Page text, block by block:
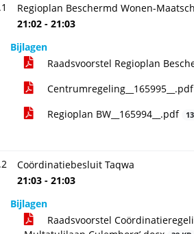
Regioplan Beschermd Wonen-
21:02 - 21:03
Bijlagen
Raadsvoorstel Regioplan
Centrumregeling__165995__.pdf
Regioplan BW__165994__.pdf
Coördinatiebesluit Taqwa
21:03 - 21:03
Bijlagen
Raadsvoorstel